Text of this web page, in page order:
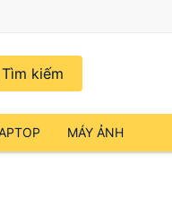
Tìm kiếm
MÁY ẢNH